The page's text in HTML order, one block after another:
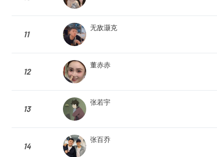
11
无敌灏克
12
董赤赤
13
张若宇
14
张百乔